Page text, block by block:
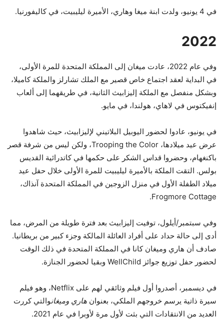
في 4 يونيو، ولدت ابنة ميغا وهاري، الأميرة ليليبيت، في كاليفورنيا.
2022
وفي عام 2022، عادت ميغان إلى المملكة المتحدة للمرة الأولى،
في البداية لعقد اجتماع خاص قصير مع الملك تشارلز والملكة كاميلا،
وبشكل منفصل مع الملكة إليزابيث الثانية، في طريقهما إلى ألعاب
إنفيكتوس في لاهاي، هولندا، في مايو.
في يونيو، عادوا لحضور اليوبيل البلاتيني لإليزابيث، حيث شاهدوا
عرض عيد ميلادها، Trooping the Color، ولكن ليس من شرفة قصر
باكنغهام، وحضروا قداس الشكر على حكمها في كاتدرائية القديس
بولس. التقت الملكة بالأميرة ليليبيت للمرة الأولى خلال حفل عيد
ميلاد الطفلة الأول في منزل الزوجين في المملكة المتحدة آنذاك،
Frogmore Cottage.
وفي سبتمبر/أيلول، توفيت إليزابيث بعد فترة طويلة من المرض، مما
أدى إلى حالة حداد على أفراد العائلة المالكة وجزء كبير من بريطانيا.
صادف أن هاري وميغان كانا في المملكة المتحدة في ذلك الوقت
لحضور حفل توزيع جوائز WellChild وبقيا لحضور الجنازة.
في ديسمبر، أصدروا أول فيلم وثائقي لهم على Netflix، وهو فيلم
سيرة ذاتية يرسم خروجهم الملكي، بعنوان هاري وميغانوالتي كررت
العديد من الانتقادات التي بثت لأول مرة لأوبرا في عام 2021.